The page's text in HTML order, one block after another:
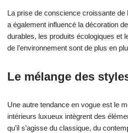
La prise de conscience croissante de
a également influencé la décoration
durables, les produits écologiques et
de l’environnement sont de plus en
Le mélange des
Une autre tendance en vogue est le
intérieurs luxueux intègrent des
qu’il s’agisse du classique, du